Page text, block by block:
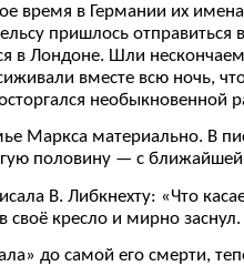
время в Германии их
пришлось
в Лондоне. Шли
вместе всю ночь,
необыкновенной
Маркса материально. В
половину — с
В. Либкнехту: «Что
своё кресло и мирно заснул.
до самой его смерти,